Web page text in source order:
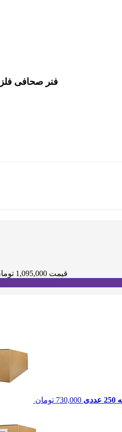
فنر صحافی فلزی استیل
قیمت 1,095,000
730,000 تومان